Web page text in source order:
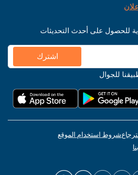
للحصول على أحدث التحديثات
اشترك
للجوال
شروط استخدام الموقع